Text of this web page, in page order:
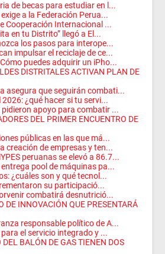
de becas para estudiar en l...
a la Federación Perua...
Cooperación Internacional ...
en tu Distrito” llegó a El...
los pasos para interope...
impulsar el reciclaje de ce...
puedes adquirir un iPho...
DISTRITALES ACTIVAN PLAN DE
asegura que seguirán combati...
¿qué hacer si tu servi...
pidieron apoyo para combatir ...
DEL PRIMER ENCUENTRO DE
públicas en las que má...
creación de empresas y ten...
peruanas se elevó a 86.7...
pool de máquinas pa...
¿cuáles son y qué tecnol...
su participació...
combatirá desnutrició...
DE INNOVACIÓN QUE PRESENTARÁ
responsable político de A...
el servicio integrado y ...
DEL BALÓN DE GAS TIENEN DOS